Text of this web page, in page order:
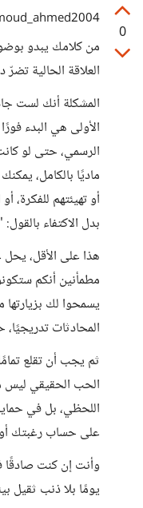
0
من كلامك يبدو
العلاقة الحالية
المشكلة أنك لست
الأولى هي البدء
الرسمي، حتى لو
ماديًا بالكامل،
أو تهيئتهم
بدل الاكتفاء
هذا على الأقل، يحل
مطمأنين أنكم
يسمحوا لك
المحادثات
ثم يجب أن تقلع
الحب الحقيقي ليس
اللحظي، بل في
على حساب رغبتك
وأنت إن كنت صادقًا
يومًا بلا ذنب ثقيل